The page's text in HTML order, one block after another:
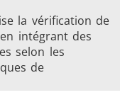
la vérification de
intégrant des
selon les
de